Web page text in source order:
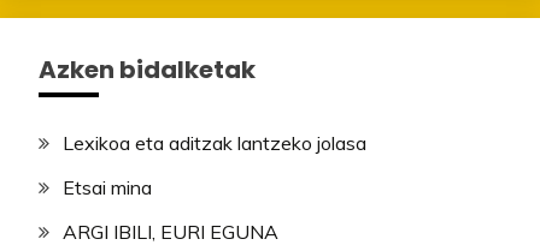
Azken bidalketak
Lexikoa eta aditzak lantzeko jolasa
Etsai mina
ARGI IBILI, EURI EGUNA